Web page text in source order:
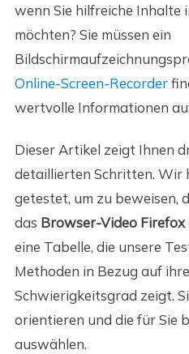
wenn Sie hilfreiche Inhalte
möchten? Sie müssen ein
Online-Screen-Recorder
wertvolle Informationen
Dieser Artikel zeigt Ihnen
detaillierten Schritten. Wir
getestet, um zu beweisen,
das Browser-Video Firefox
eine Tabelle, die unsere
Methoden in Bezug auf
Schwierigkeitsgrad zeigt.
orientieren und die für Sie
auswählen.